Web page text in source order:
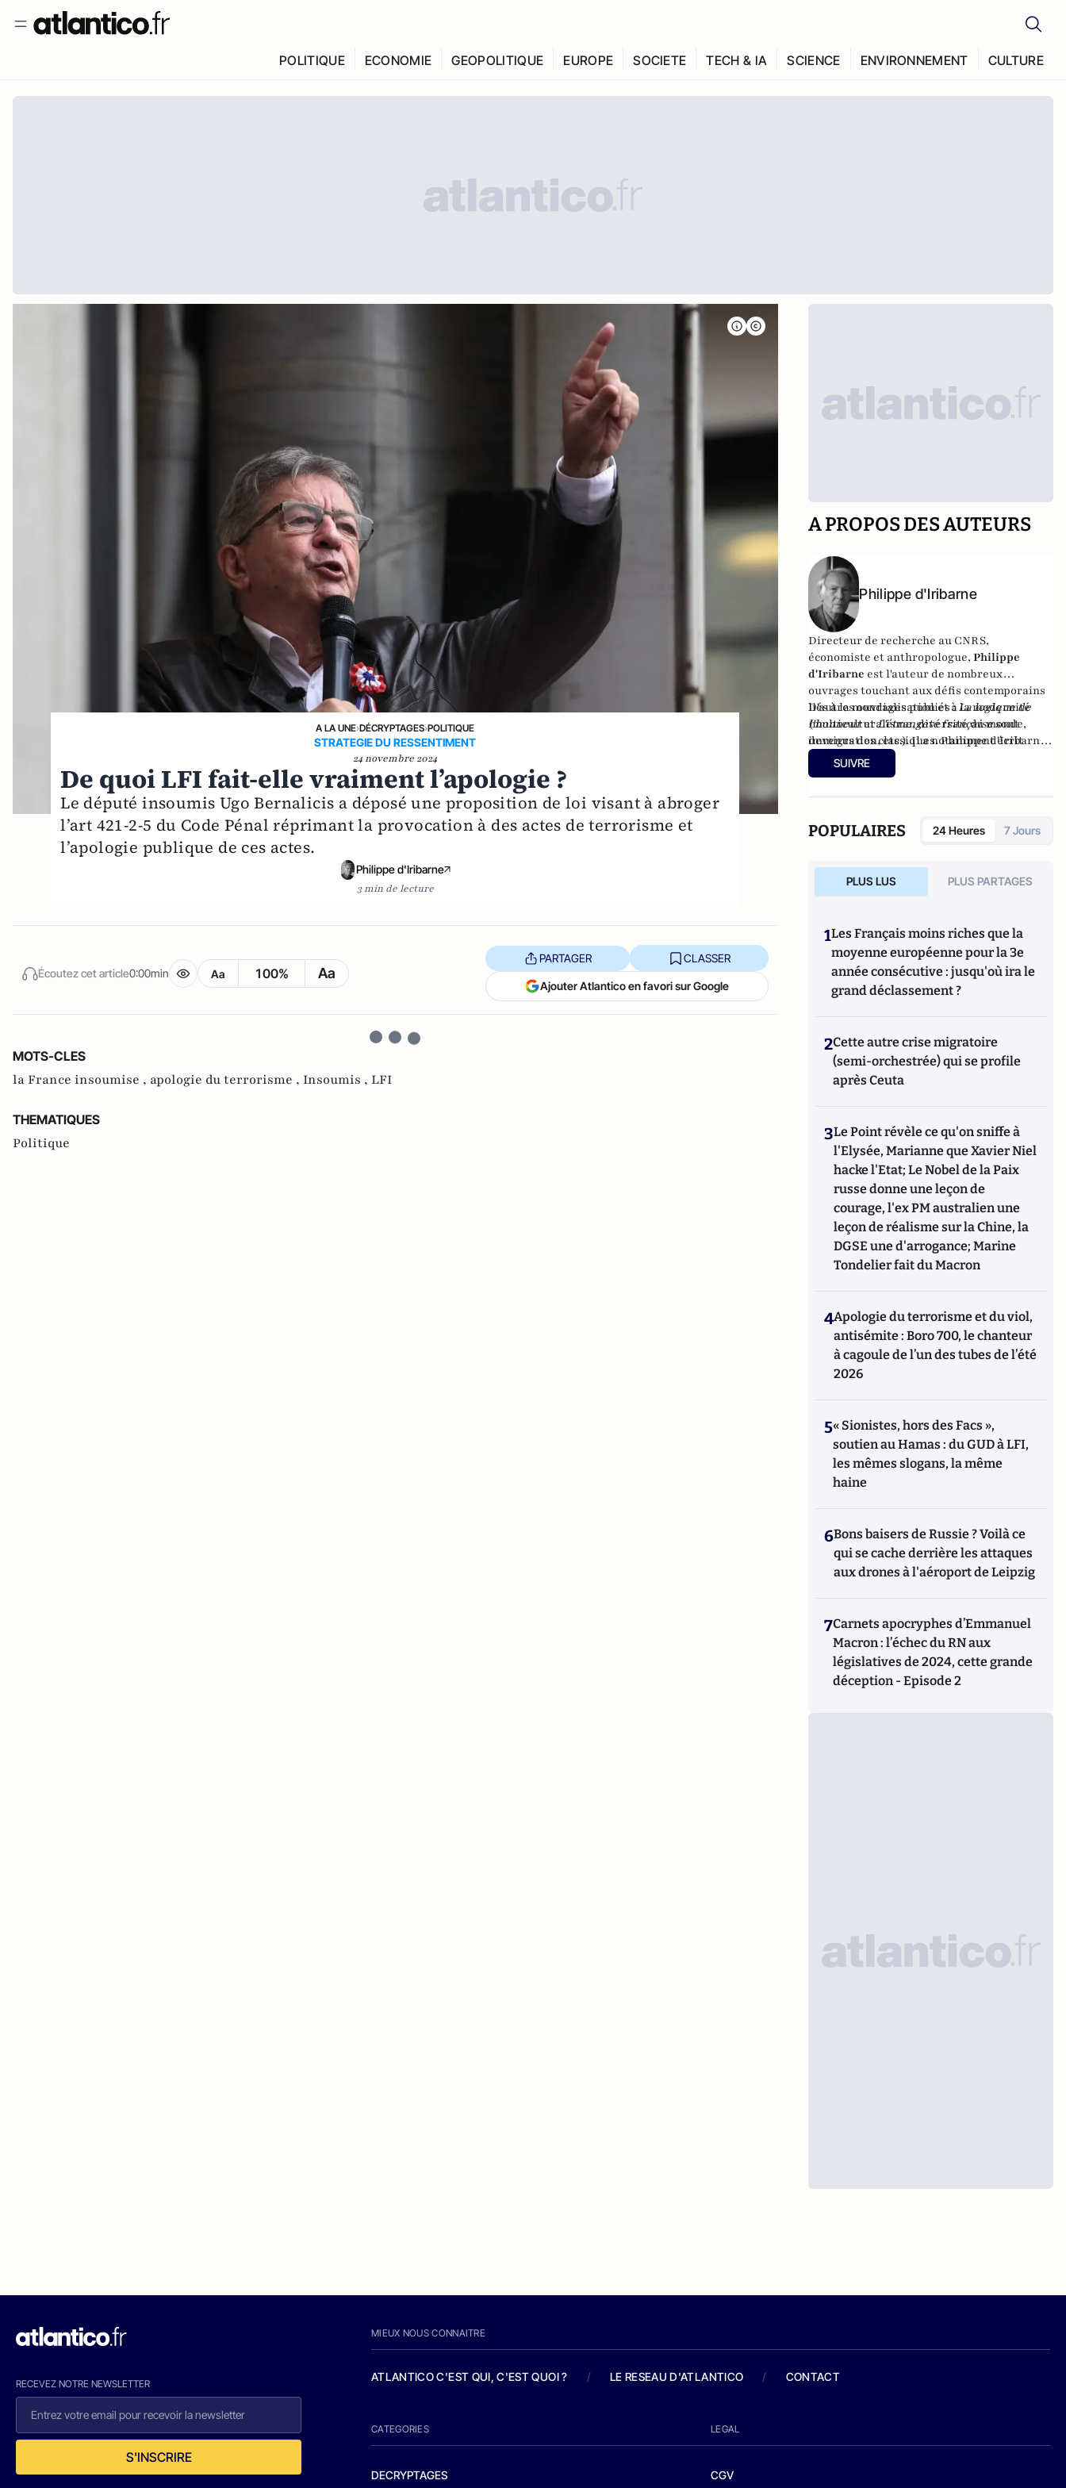
POLITIQUE ECONOMIE GEOPOLITIQUE EUROPE SOCIETE TECH & IA SCIENCE ENVIRONNEMENT CULTURE
A LA UNE›DÉCRYPTAGES›POLITIQUE
STRATEGIE DU RESSENTIMENT
24 novembre 2024
De quoi LFI fait-elle vraiment l’apologie ?
Le député insoumis Ugo Bernalicis a déposé une proposition de loi visant à abroger
l’art 421-2-5 du Code Pénal réprimant la provocation à des actes de terrorisme et
l’apologie publique de ces actes.
Philippe d'Iribarne
3 min de lecture
Écoutez cet article0:00min Aa 100% Aa
PARTAGER CLASSER
Ajouter Atlantico en favori sur Google
MOTS-CLES
la France insoumise , apologie du terrorisme , Insoumis , LFI
THEMATIQUES
Politique
A PROPOS DES AUTEURS
Philippe d'Iribarne
Directeur de recherche au CNRS,
économiste et anthropologue,Philippe
d'Iribarne est l'auteur de nombreux
ouvrages touchant aux défis contemporains
liés à la mondialisation et à la modernité
(multiculturalisme, diversité du monde,
immigration, etc.). Il a notamment écrit
Islamophobie, intoxication idéologique
(2019, Albin Michel) et
D'autres ouvrages publiés :La logique de
l'honneuretL'étrangeté françaisesont
devenus des classiques. Philippe d'Iribarne
a publié avec Bernard Bourdin
Une ressource d'avenir
SUIVRE
POPULAIRES 24 Heures 7 Jours
PLUS LUS PLUS PARTAGES
1Les Français moins riches que la
moyenne européenne pour la 3e
année consécutive : jusqu'où ira le
grand déclassement ?
2Cette autre crise migratoire
(semi-orchestrée) qui se profile
après Ceuta
3Le Point révèle ce qu'on sniffe à
l'Elysée, Marianne que Xavier Niel
hacke l'Etat; Le Nobel de la Paix
russe donne une leçon de
courage, l'ex PM australien une
leçon de réalisme sur la Chine, la
DGSE une d'arrogance; Marine
Tondelier fait du Macron
4Apologie du terrorisme et du viol,
antisémite : Boro 700, le chanteur
à cagoule de l’un des tubes de l’été
2026
5« Sionistes, hors des Facs »,
soutien au Hamas : du GUD à LFI,
les mêmes slogans, la même
haine
6Bons baisers de Russie ? Voilà ce
qui se cache derrière les attaques
aux drones à l'aéroport de Leipzig
7Carnets apocryphes d’Emmanuel
Macron : l’échec du RN aux
législatives de 2024, cette grande
déception - Episode 2
RECEVEZ NOTRE NEWSLETTER
S'INSCRIRE
MIEUX NOUS CONNAITRE
ATLANTICO C'EST QUI, C'EST QUOI ? / LE RESEAU D'ATLANTICO / CONTACT
CATEGORIES
DECRYPTAGES
LEGAL
CGV